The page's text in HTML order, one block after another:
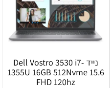
נייד Dell Vostro 3530 i7-
1355U 16GB 512Nvme 15.6
FHD 120hz